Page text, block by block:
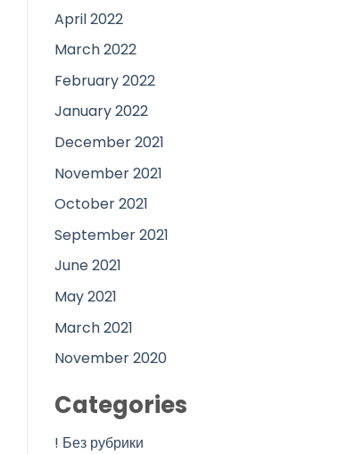
April 2022
March 2022
February 2022
January 2022
December 2021
November 2021
October 2021
September 2021
June 2021
May 2021
March 2021
November 2020
Categories
! Без рубрики